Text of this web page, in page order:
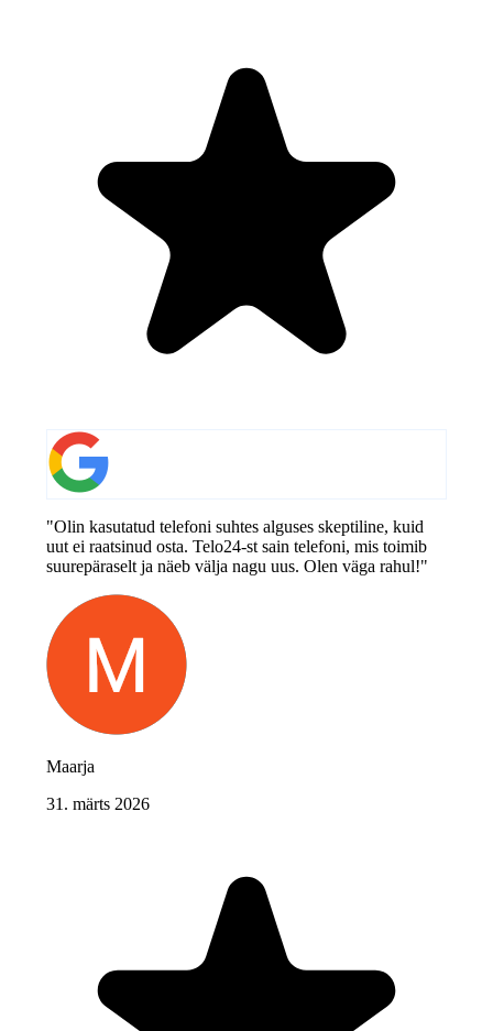
"Olin kasutatud telefoni suhtes alguses skeptiline, kuid
uut ei raatsinud osta. Telo24-st sain telefoni, mis toimib
suurepäraselt ja näeb välja nagu uus. Olen väga rahul!"
Maarja
31. märts 2026